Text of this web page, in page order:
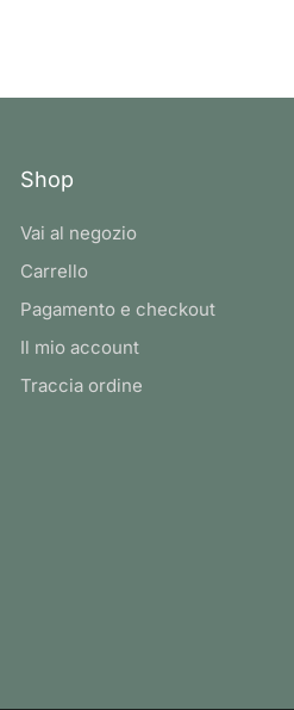
Shop
Vai al negozio
Carrello
Pagamento e checkout
Il mio account
Traccia ordine